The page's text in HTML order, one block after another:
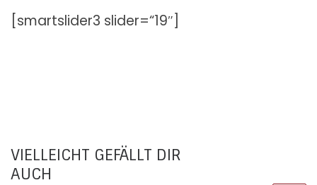
[smartslider3 slider=“19″]
VIELLEICHT GEFÄLLT DIR
AUCH